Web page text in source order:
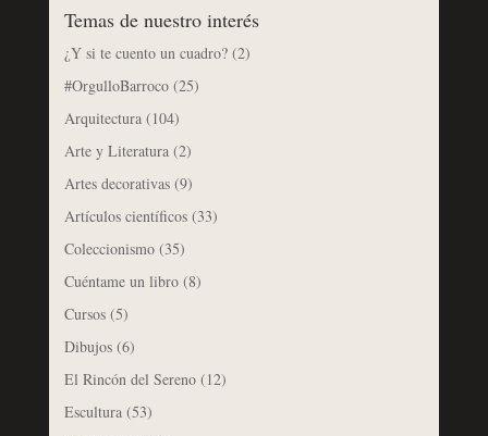
Temas de nuestro interés
¿Y si te cuento un cuadro?(2)
#OrgulloBarroco(25)
Arquitectura(104)
Arte y Literatura(2)
Artes decorativas(9)
Artículos científicos(33)
Coleccionismo(35)
Cuéntame un libro(8)
Cursos(5)
Dibujos(6)
El Rincón del Sereno(12)
Escultura(53)